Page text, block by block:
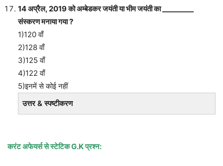
14 अप्रैल, 2019 को अम्बेडकर जयंती या भीम जयंती का _________
संस्करण मनाया गया ?
1)120 वाँ
2)128 वाँ
3)125 वाँ
4)122 वाँ
5)इनमें से कोई नहीं
उत्तर & स्पष्टीकरण
करंट अफेयर्स से स्टेटिकG.K प्रश्न: